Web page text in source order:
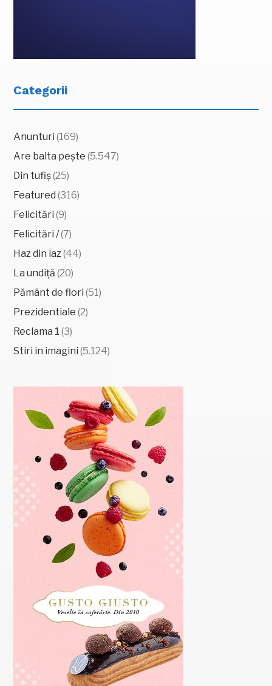
Categorii
Anunturi (169)
Are balta pește (5.547)
Din tufiș(25)
Featured (316)
Felicitări (9)
Felicitări /(7)
Haz din iaz(44)
La undiță (20)
Pământ de flori (51)
Prezidentiale (2)
Reclama 1 (3)
Stiri in imagini (5.124)